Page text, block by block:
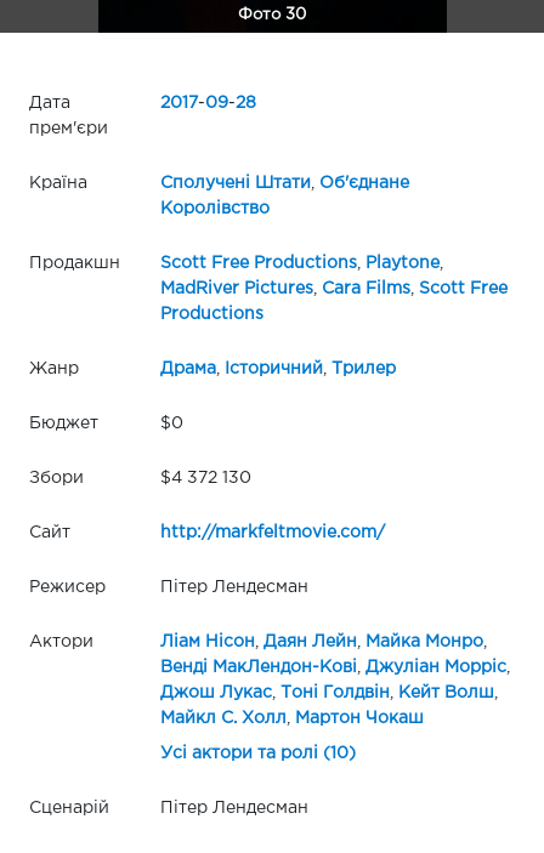
Фото 30
Дата
прем'єри
2017-09-28
Країна Сполучені Штати
Об'єднане
Королівство
Продакшн Scott Free Productions, Playtone,
MadRiver Pictures, Cara Films, Scott Free
Productions
Жанр Драма, Історичний Трилер
Бюджет $0
Збори $4 372 130
Сайт http://markfeltmovie.com/
Режисер Пітер Лендесман
Актори Ліам Нісон Даян Лейн Майка Монро,
Венді МакЛендон-Кові
Джуліан Морріс,
Джош Лукас, Тоні Голдвін Кейт Волш
Майкл С. Холл
Мартон Чокаш
Усі актори та ролі (10)
Сценарій Пітер Лендесман